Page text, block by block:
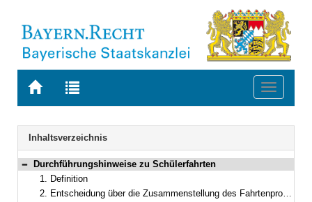
Zur
BAYERN.RECHT
Zur
letzten
Suche
Toggle
Navigation
Inhaltsverzeichnis
Bereich reduzieren
Durchführungshinweise zu Schülerfahrten
1. Definition
2. Entscheidung über die Zusammenstellung des Fahrtenprogramms